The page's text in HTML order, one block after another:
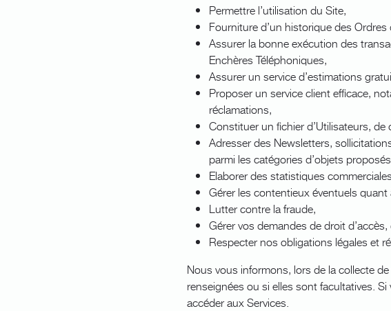
Permettre l’utilisation du Site,
Fourniture d’un historique des
Assurer la bonne exécution des
Enchères Téléphoniques,
Assurer un service d’estimations
Proposer un service client efficace,
réclamations,
Constituer un fichier d’Utilisateurs,
Adresser des Newsletters,
parmi les catégories d’objets
Elaborer des statistiques
Gérer les contentieux éventuels
Lutter contre la fraude,
Gérer vos demandes de droit
Respecter nos obligations légales et
Nous vous informons, lors de la collecte
renseignées ou si elles sont facultatives.
accéder aux Services.